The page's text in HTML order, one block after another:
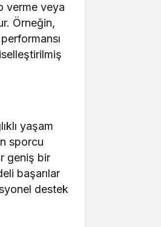
verme veya
Örneğin,
yaşam
sporcu
geniş bir
başarılar
destek